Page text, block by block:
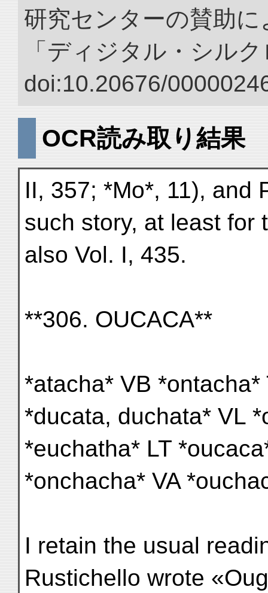
研究センターの賛助に
「ディジタル・シル
doi:10.20676/
OCR読み取り結果
II, 357; *Mo*, 11), and
such story, at least for
also Vol. I, 435.
**306. OUCACA**
*atacha* VB *ontacha*
*ducata, duchata* VL
*euchatha* LT
*onchacha* VA
I retain the usual
Rustichello wrote